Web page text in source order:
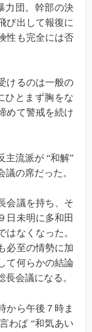
力団。幹部の決
び出して報復に
性も完全には否
けるのは一般の
ひとまず胸をな
めて警戒を続け
主流派が “和解”
の席だった。
会議を持ち、そ
日未明に多和田
はなくなった。
必至の情勢に加
て何らかの結論
会議になる。
から午後７時ま
わば “和気あい